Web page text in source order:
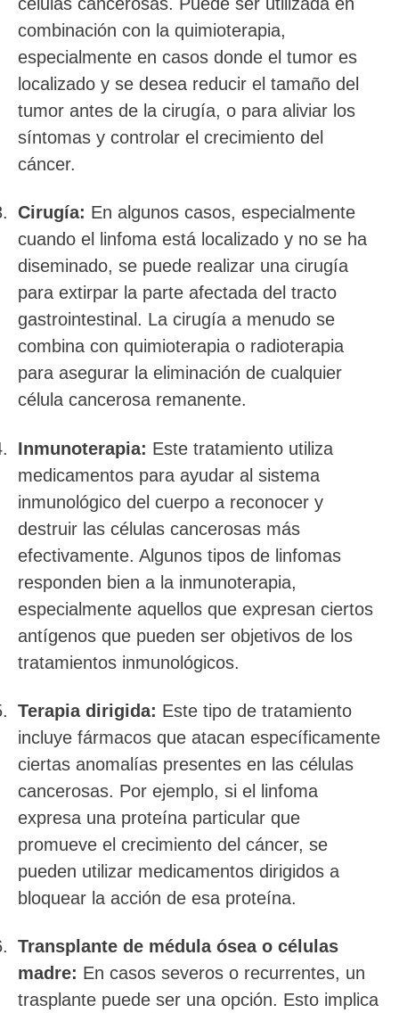
combinación con la quimioterapia,
especialmente en casos donde el tumor es
localizado y se desea reducir el tamaño del
tumor antes de la cirugía, o para aliviar los
síntomas y controlar el crecimiento del
cáncer.
Cirugía: En algunos casos, especialmente
cuando el linfoma está localizado y no se ha
diseminado, se puede realizar una cirugía
para extirpar la parte afectada del tracto
gastrointestinal. La cirugía a menudo se
combina con quimioterapia o radioterapia
para asegurar la eliminación de cualquier
célula cancerosa remanente.
Inmunoterapia: Este tratamiento utiliza
medicamentos para ayudar al sistema
inmunológico del cuerpo a reconocer y
destruir las células cancerosas más
efectivamente. Algunos tipos de linfomas
responden bien a la inmunoterapia,
especialmente aquellos que expresan ciertos
antígenos que pueden ser objetivos de los
tratamientos inmunológicos.
Terapia dirigida: Este tipo de tratamiento
incluye fármacos que atacan específicamente
ciertas anomalías presentes en las células
cancerosas. Por ejemplo, si el linfoma
expresa una proteína particular que
promueve el crecimiento del cáncer, se
pueden utilizar medicamentos dirigidos a
bloquear la acción de esa proteína.
Transplante de médula ósea o células
madre: En casos severos o recurrentes, un
trasplante puede ser una opción. Esto implica